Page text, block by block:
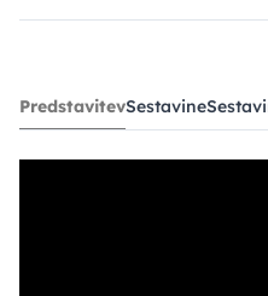
korektor za obrvi HUE
16,47€
PredstavitevSestavine